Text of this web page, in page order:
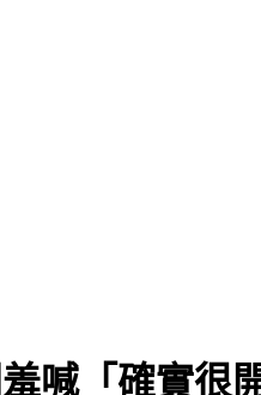
喊「確實很